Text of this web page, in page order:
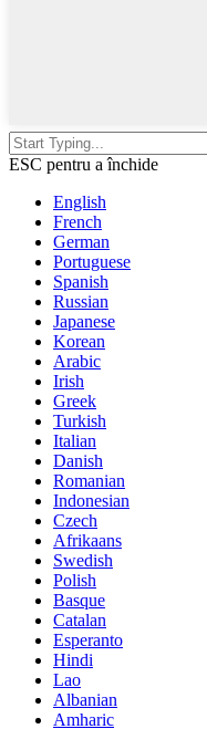
ESC pentru a închide
English
French
German
Portuguese
Spanish
Russian
Japanese
Korean
Arabic
Irish
Greek
Turkish
Italian
Danish
Romanian
Indonesian
Czech
Afrikaans
Swedish
Polish
Basque
Catalan
Esperanto
Hindi
Lao
Albanian
Amharic